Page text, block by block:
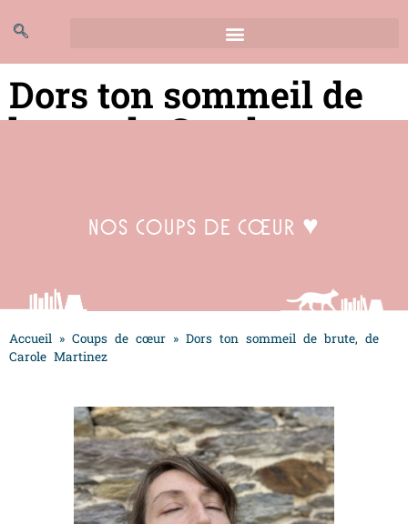
Dors ton sommeil de
brute, de Carole
Nos coups de cœur ♥
Accueil » Coups de cœur » Dors ton sommeil de brute, de
Carole Martinez